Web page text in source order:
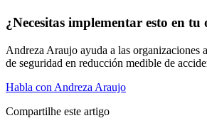
¿Necesitas implementar esto en tu
Andreza Araujo ayuda a las organizaciones
de seguridad en reducción medible de
Habla con Andreza Araujo
Compartilhe este artigo